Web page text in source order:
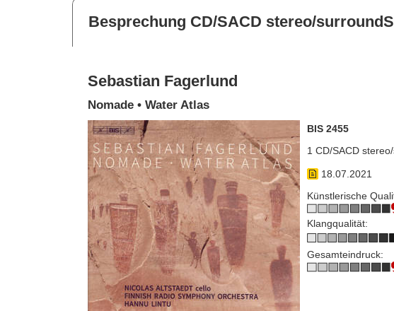
Besprechung CD/SACD stereo/
Sebastian Fagerlund
Nomade • Water Atlas
BIS 2455
1 CD/SACD
18.07.2021
Künstlerische
Klangqualität:
Gesamteindruck: